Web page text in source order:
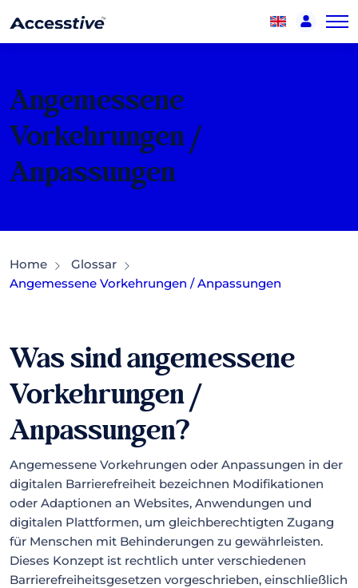
Angemessene
Vorkehrungen /
Anpassungen
Home
Glossar
Angemessene Vorkehrungen / Anpassungen
Was sind angemessene
Vorkehrungen /
Anpassungen?
Angemessene Vorkehrungen oder Anpassungen in der
digitalen Barrierefreiheit bezeichnen Modifikationen
oder Adaptionen an Websites, Anwendungen und
digitalen Plattformen, um gleichberechtigten Zugang
für Menschen mit Behinderungen zu gewährleisten.
Dieses Konzept ist rechtlich unter verschiedenen
Barrierefreiheitsgesetzen vorgeschrieben, einschließlich